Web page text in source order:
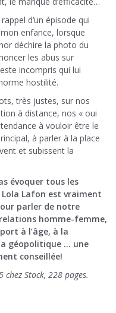
d’un épisode qui
enfance, lorsque
déchire la photo du
les abus sur
incompris qui lui
hostilité.
très justes, sur nos
à distance, nos « oui
à vouloir être le
à parler à la place
et subissent la
évoquer tous les
Lafon est vraiment
parler de notre
homme-femme,
à l’âge, à la
géopolitique … une
conseillée!
chez Stock, 228 pages.